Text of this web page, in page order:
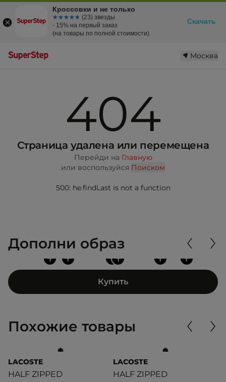
Москва
404
Страница удалена или перемещена
Перейди на Главную
или воспользуйся Поиском
500: he.findLast is not a function
Дополни образ
+
+
+ + +
+
Купить
Похожие товары
LACOSTE
HALF ZIPPED
LACOSTE
HALF ZIPPED
Кроссовки и не только
☆☆☆☆☆
★★★★★ (23) звезды
- 15% на первый заказ
(на товары по полной стоимости)
Скачать